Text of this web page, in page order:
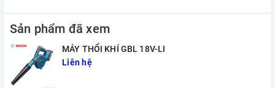
Sản phẩm đã xem
MÁY THỔI KHÍ GBL 18V-LI
Liên hệ